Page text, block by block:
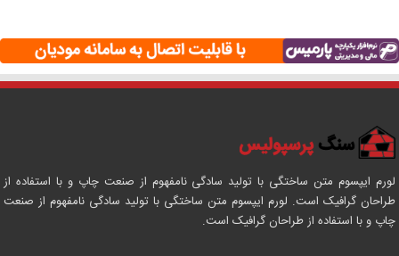
لورم ایپسوم متن ساختگی با تولید سادگی نامفهوم از صنعت چاپ و با استفاده از
طراحان گرافیک است. لورم ایپسوم متن ساختگی با تولید سادگی نامفهوم از صنعت
چاپ و با استفاده از طراحان گرافیک است.